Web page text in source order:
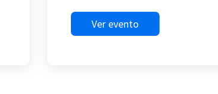
Ver evento